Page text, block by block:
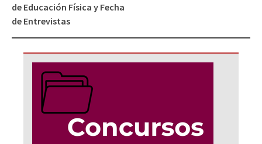
de Educación Física y Fecha
de Entrevistas